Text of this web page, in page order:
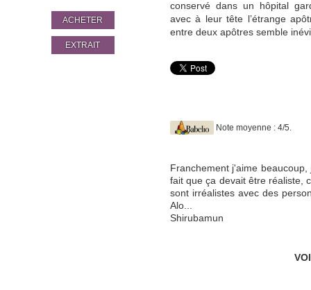
ACHETER
EXTRAIT
conservé dans un hôpital
avec à leur tête l’étrange
entre deux apôtres semble
Note moyenne : 4/5.
Franchement j'aime
fait que ça devait être réaliste,
sont irréalistes avec des
Alo...
Shirubamun